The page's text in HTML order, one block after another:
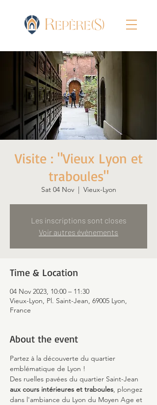
Visite : "Vieux Lyon et
traboules"
Sat 04 Nov
  |
Vieux-Lyon
Les inscriptions sont closes
Voir autres événements
Time & Location
04 Nov 2023, 10:00 – 11:30
Vieux-Lyon, Pl. Saint-Jean, 69005 Lyon,
France
About the event
Partez à la découverte du quartier
emblématique de Lyon !
Des ruelles pavées du quartier Saint-Jean
aux cours intérieures et traboules, plongez
dans l'ambiance du Lyon du Moyen Age et